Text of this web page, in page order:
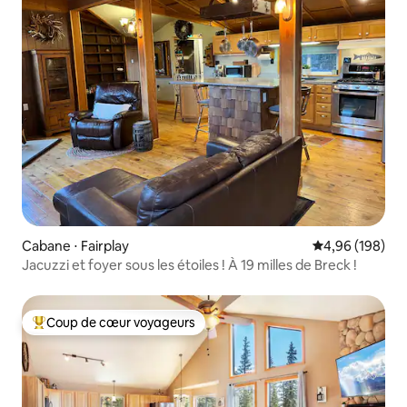
Cabane ⋅ Fairplay Évaluation
4,96 (198)
Jacuzzi et foyer sous les étoiles ! À 19 milles de Breck !
Coups de cœur voyageurs les plus appréciés
Coup de cœur voyageurs